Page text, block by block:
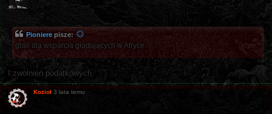
Pioniere pisze:
grali dla wsparcia głodujących w Afryce.
I zwolnień podatkowych.
Kozioł 3 lata temu